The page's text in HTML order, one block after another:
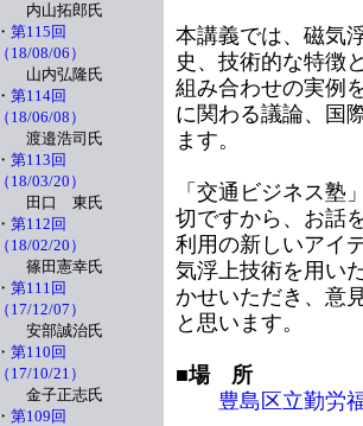
内山拓郎氏
・ 第115回
（18/08/06）
山内弘隆氏
・ 第114回
（18/06/08）
渡邉浩司氏
・ 第113回
（18/03/20）
田口 東氏
・ 第112回
（18/02/20）
篠田憲幸氏
・ 第111回
（17/12/07）
安部誠治氏
・ 第110回
（17/10/21）
金子正志氏
・ 第109回
本講義では、磁気
史、技術的な特徴
組み合わせの実例
に関わる議論、国
ます。
「交通ビジネス塾
切ですから、お話
利用の新しいアイ
気浮上技術を用い
かせいただき、意
と思います。
■場 所
豊島区立勤労